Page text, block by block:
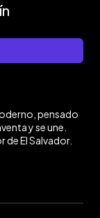
pensado
y se une.
El Salvador.